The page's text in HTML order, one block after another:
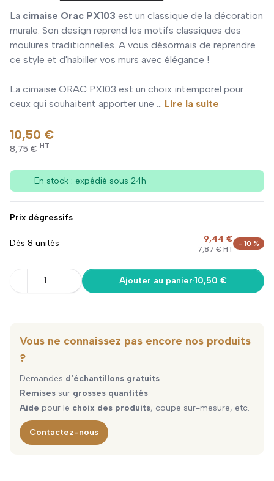
La cimaise Orac PX103 est un classique de la décoration
murale. Son design reprend les motifs classiques des
moulures traditionnelles. A vous désormais de reprendre
ce style et d'habiller vos murs avec élégance !
La cimaise ORAC PX103 est un choix intemporel pour
ceux qui souhaitent apporter une ... Lire la suite
10,50 €
8,75 € HT
En stock : expédié sous 24h
Prix dégressifs
Dès 8 unités 9,44 €
7,87 € HT
- 10 %
1 Ajouter au panier·10,50 €
Vous ne connaissez pas encore nos produits
?
Demandes d'échantillons gratuits
Remises sur grosses quantités
Aide pour le choix des produits, coupe sur-mesure, etc.
Contactez-nous